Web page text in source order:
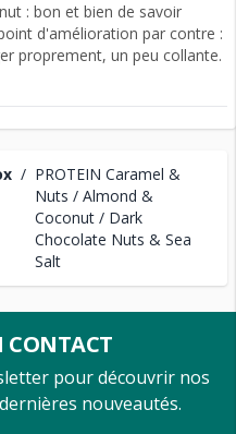
/ PROTEIN Caramel &
Nuts / Almond &
Coconut / Dark
Chocolate Nuts & Sea
Salt
: bon et bien de savoir
d'amélioration par contre :
proprement, un peu collante.
CONTACT
pour découvrir nos
nouveautés.